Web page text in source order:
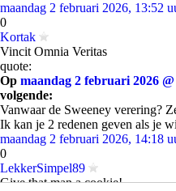
maandag 2 februari 2026, 13:52
0
Kortak
Vincit Omnia Veritas
quote:
Op maandag 2 februari 2026
volgende:
Vanwaar de Sweeney verering?
Ik kan je 2 redenen geven als je
maandag 2 februari 2026, 14:18
0
LekkerSimpel89
Give that man a cookie!